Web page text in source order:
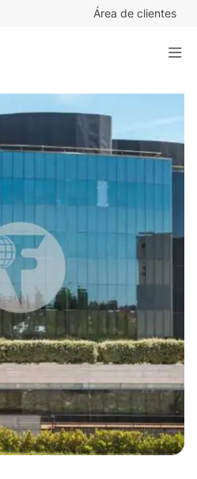
Área de clientes
Calle Ribera del Loira - Campo de las